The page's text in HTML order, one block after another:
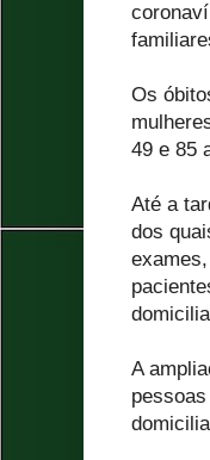
Os
49 e 85
Até a
dos
A